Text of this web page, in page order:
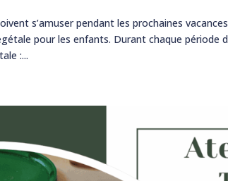
s’amuser pendant les prochaines
pour les enfants. Durant chaque période
:...